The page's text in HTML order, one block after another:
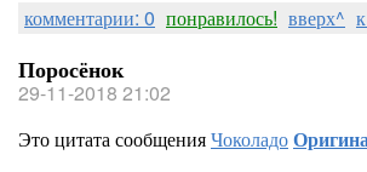
комментарии: 0 понравилось! вверх^
Поросёнок
29-11-2018 21:02
Это цитата сообщенияЧоколадо